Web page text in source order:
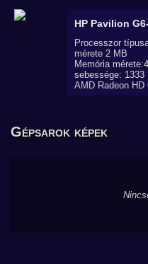
HP Pavilion
Processzor
mérete 2 MB
Memória
sebessége: 1333
AMD Radeon HD
Gépsarok képek